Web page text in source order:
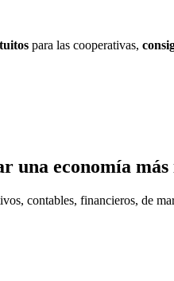
para las cooperativas,
una economía
contables, financieros, de